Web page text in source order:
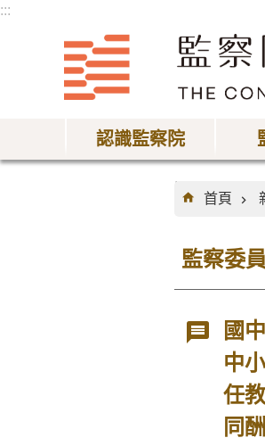
:::
認識監察院
:::
首頁
監察委
國
中
任
同